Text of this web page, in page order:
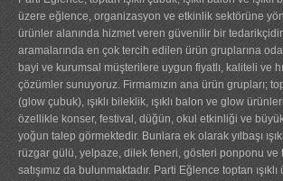
üzere eğlence, organizasyon ve etkinlik sektörüne
ürünler alanında hizmet veren güvenilir bir
aramalarında en çok tercih edilen ürün gruplarına
bayi ve kurumsal müşterilere uygun fiyatlı, kaliteli ve
çözümler sunuyoruz. Firmamızın ana ürün grupları;
(glow çubuk), ışıklı bileklik, ışıklı balon ve glow
özellikle konser, festival, düğün, okul etkinliği ve
yoğun talep görmektedir. Bunlara ek olarak yılbaşı
rüzgar gülü, yelpaze, dilek feneri, gösteri ponponu ve
satışımız da bulunmaktadır. Parti Eğlence toptan